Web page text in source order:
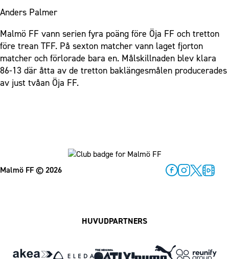
Anders Palmer
Malmö FF vann serien fyra poäng före Öja FF och tretton
före trean TFF. På sexton matcher vann laget fjorton
matcher och förlorade bara en. Målskillnaden blev klara
86-13 där åtta av de tretton baklängesmålen producerades
av just tvåan Öja FF.
Malmö FF© 2026
HUVUDPARTNERS